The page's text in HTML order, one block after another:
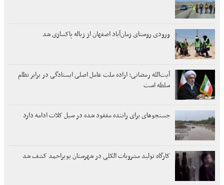
ورودی روستای زمان‌آباد اصفهان از زباله پاکسازی شد
آیت‌الله رمضانی: اراده ملت عامل اصلی ایستادگی در برابر نظام
سلطه است
جستجوهای برای راننده مفقود شده در سیل کلات ادامه دارد
کارگاه تولید مشروبات الکلی در شهرستان بویراحمد کشف شد